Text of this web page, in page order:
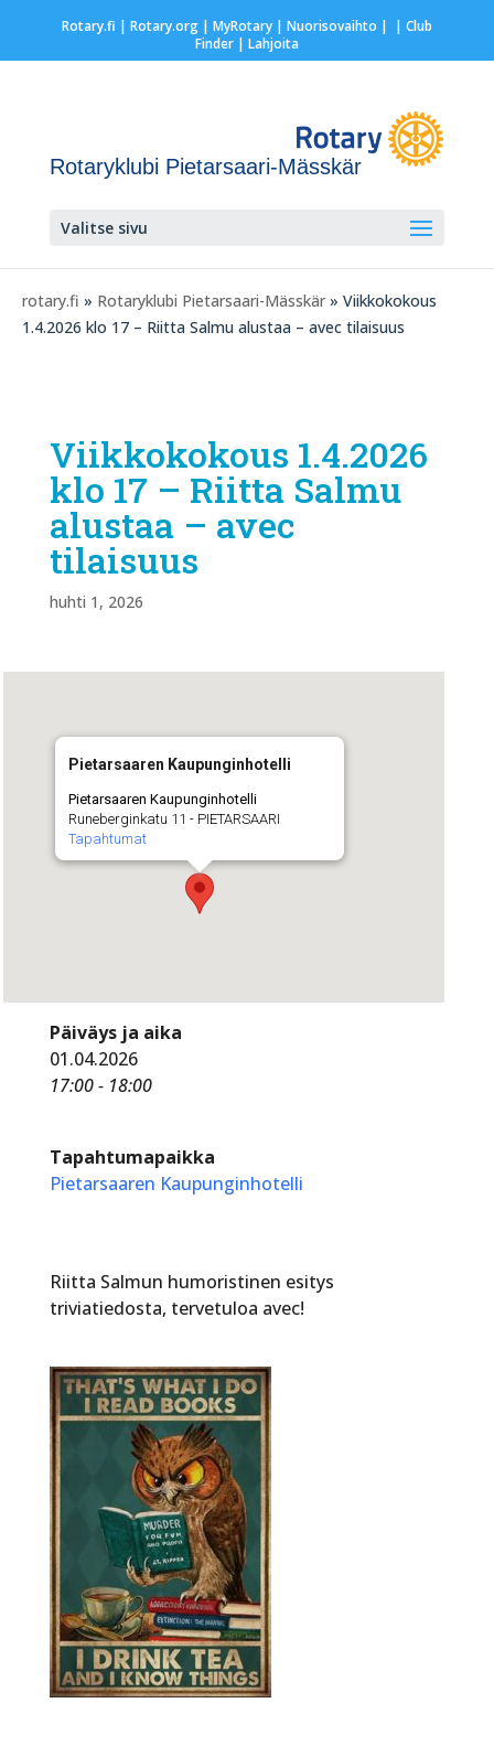
Rotary.fi | Rotary.org| MyRotary | Nuorisovaihto | | Club
Finder| Lahjoita
Rotaryklubi Pietarsaari-Mässkär
Valitse sivu
rotary.fi » Rotaryklubi Pietarsaari-Mässkär » Viikkokokous
1.4.2026 klo 17 – Riitta Salmu alustaa – avec tilaisuus
Viikkokokous 1.4.2026
klo 17 – Riitta Salmu
alustaa – avec
tilaisuus
huhti 1, 2026
Pietarsaaren Kaupunginhotelli
Pietarsaaren Kaupunginhotelli
Runeberginkatu 11 - PIETARSAARI
Tapahtumat
Päiväys ja aika
01.04.2026
17:00 - 18:00
Tapahtumapaikka
Pietarsaaren Kaupunginhotelli
Riitta Salmun humoristinen esitys
triviatiedosta, tervetuloa avec!